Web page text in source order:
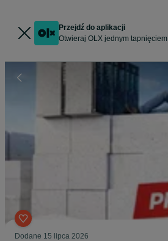
Przejdź do aplikacji
Otwieraj OLX jednym tapnięciem
Dodane 15 lipca 2026